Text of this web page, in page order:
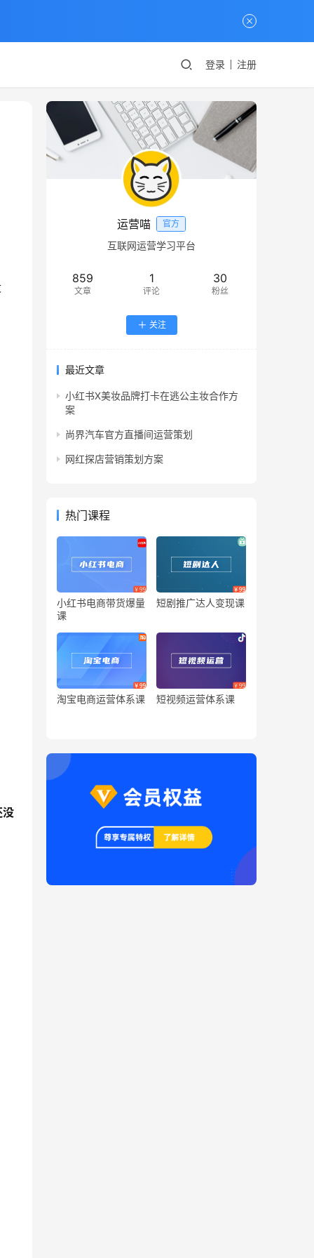
登录 注册
没
运营喵 官方
互联网运营学习平台
859
文章
1
评论
30
粉丝
关注
最近文章
小红书X美妆品牌打卡在逃公主妆合作方
案
尚界汽车官方直播间运营策划
网红探店营销策划方案
热门课程
小红书电商带货爆量
课
短剧推广达人变现课
淘宝电商运营体系课 短视频运营体系课